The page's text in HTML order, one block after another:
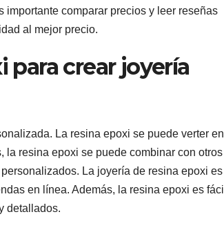
comparar precios y leer reseñas
al mejor precio.
para crear joyería
La resina epoxi se puede verter en
la resina epoxi se puede combinar con otros
La joyería de resina epoxi es
en línea. Además, la resina epoxi es fácil
detallados.